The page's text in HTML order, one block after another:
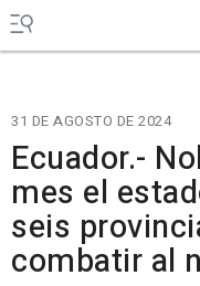
31 DE AGOSTO DE 2024
Ecuador.-
mes el
seis
combatir al